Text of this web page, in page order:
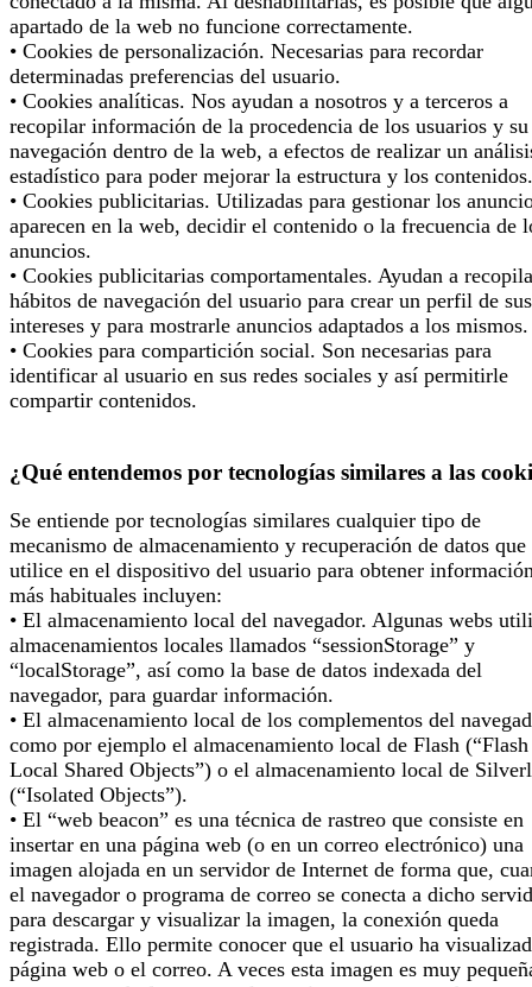
apartado de la web no funcione correctamente.
• Cookies de personalización. Necesarias para recordar
determinadas preferencias del usuario.
• Cookies analíticas. Nos ayudan a nosotros y a terceros a
recopilar información de la procedencia de los usuarios y su
navegación dentro de la web, a efectos de realizar un
estadístico para poder mejorar la estructura y los contenidos.
• Cookies publicitarias. Utilizadas para gestionar los
aparecen en la web, decidir el contenido o la frecuencia de
anuncios.
• Cookies publicitarias comportamentales. Ayudan a
hábitos de navegación del usuario para crear un perfil de sus
intereses y para mostrarle anuncios adaptados a los mismos.
• Cookies para compartición social. Son necesarias para
identificar al usuario en sus redes sociales y así permitirle
compartir contenidos.
¿Qué entendemos por tecnologías similares a las
Se entiende por tecnologías similares cualquier tipo de
mecanismo de almacenamiento y recuperación de datos que
utilice en el dispositivo del usuario para obtener
más habituales incluyen:
• El almacenamiento local del navegador. Algunas webs
almacenamientos locales llamados “sessionStorage” y
“localStorage”, así como la base de datos indexada del
navegador, para guardar información.
• El almacenamiento local de los complementos del
como por ejemplo el almacenamiento local de Flash (“Flash
Local Shared Objects”) o el almacenamiento local de
(“Isolated Objects”).
• El “web beacon” es una técnica de rastreo que consiste en
insertar en una página web (o en un correo electrónico) una
imagen alojada en un servidor de Internet de forma que,
el navegador o programa de correo se conecta a dicho
para descargar y visualizar la imagen, la conexión queda
registrada. Ello permite conocer que el usuario ha
página web o el correo. A veces esta imagen es muy